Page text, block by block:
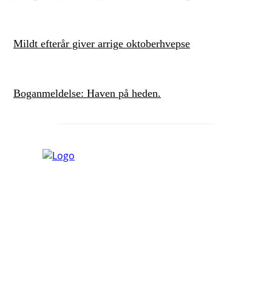
Mildt efterår giver arrige oktoberhvepse
Boganmeldelse: Haven på heden.